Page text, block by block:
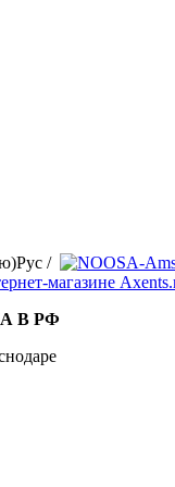
Рус /
В РФ